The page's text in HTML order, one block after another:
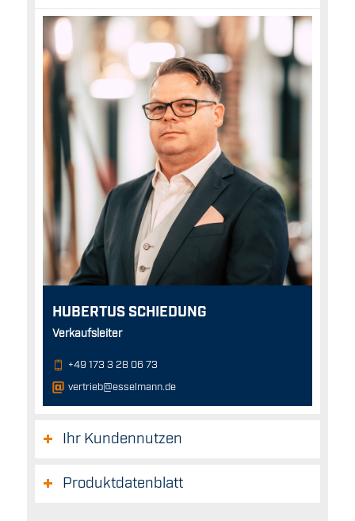
HUBERTUS SCHIEDUNG
Verkaufsleiter
+49 173 3 28 06 73
vertrieb@esselmann.de
Ihr Kundennutzen
Produktdatenblatt